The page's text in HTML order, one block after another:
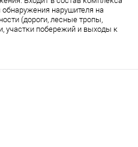
нарушителя на
(дороги, лесные тропы,
участки побережий и выходы к